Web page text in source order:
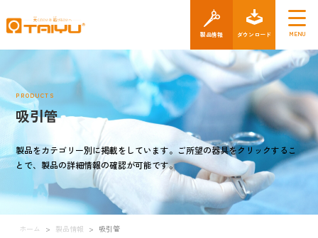
PRODUCTS
吸引管
製品をカテゴリー別に掲載をしています。ご所望の器具をクリックするこ
とで、製品の詳細情報の確認が可能です。
ホーム > 製品情報 > 吸引管